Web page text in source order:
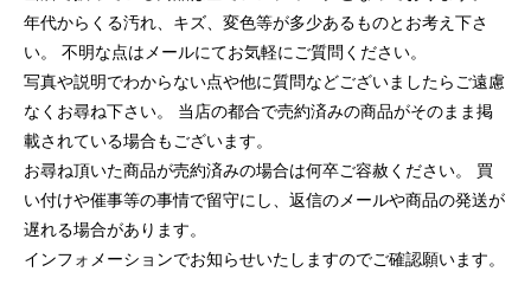
年代からくる汚れ、キズ、変色等が多少あるものとお考え下さ
い。 不明な点はメールにてお気軽にご質問ください。
写真や説明でわからない点や他に質問などございましたらご遠慮
なくお尋ね下さい。 当店の都合で売約済みの商品がそのまま掲
載されている場合もございます。
お尋ね頂いた商品が売約済みの場合は何卒ご容赦ください。 買
い付けや催事等の事情で留守にし、返信のメールや商品の発送が
遅れる場合があります。
インフォメーションでお知らせいたしますのでご確認願います。